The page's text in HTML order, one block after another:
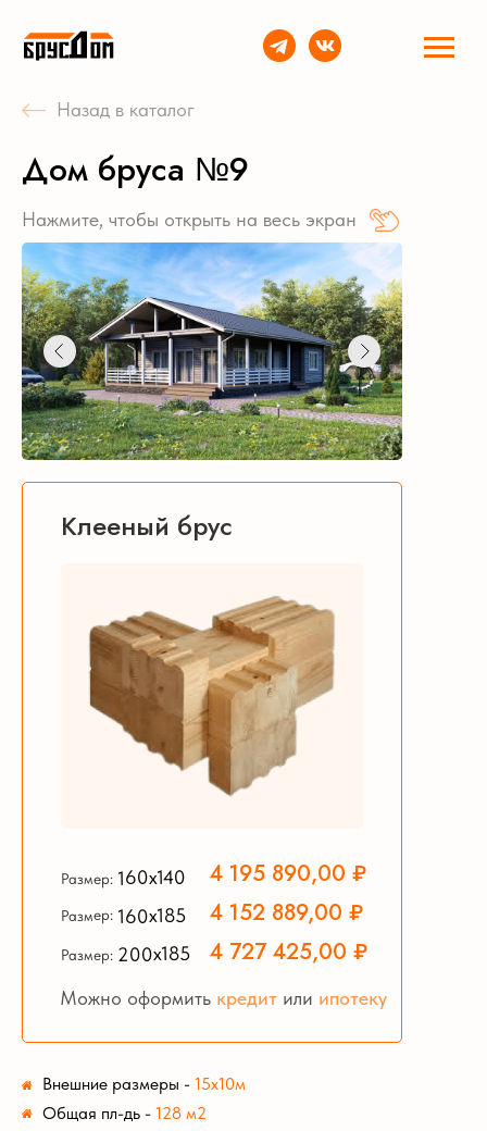
Назад в каталог
Нажмите, чтобы открыть на весь экран
Дом бруса №9
Можно оформить кредит или ипотеку
Клееный брус
4 727 425,00 ₽
200х185
Размер:
4 152 889,00 ₽
160х185
Размер:
4 195 890,00 ₽
160х140
Размер:
Внешние размеры - 15х10м
Общая пл-дь - 128 м2